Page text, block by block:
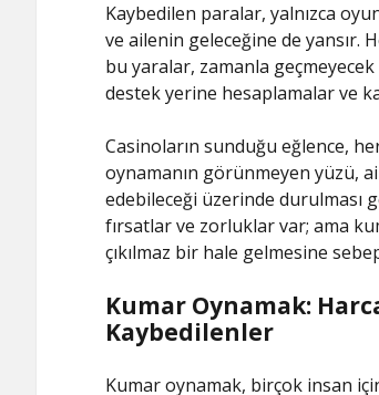
Kaybedilen paralar, yalnızca
ve ailenin geleceğine de yansır.
bu yaralar, zamanla
destek yerine hesaplamalar ve
Casinoların sunduğu eğlence,
oynamanın görünmeyen yüzü,
edebileceği üzerinde durulması
fırsatlar ve zorluklar var; ama
çıkılmaz bir hale gelmesine
Kumar Oynamak:
Kaybedilenler
Kumar oynamak, birçok insan